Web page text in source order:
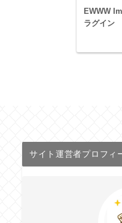
EWWW
ラグイン
サイト運営者プロフィ